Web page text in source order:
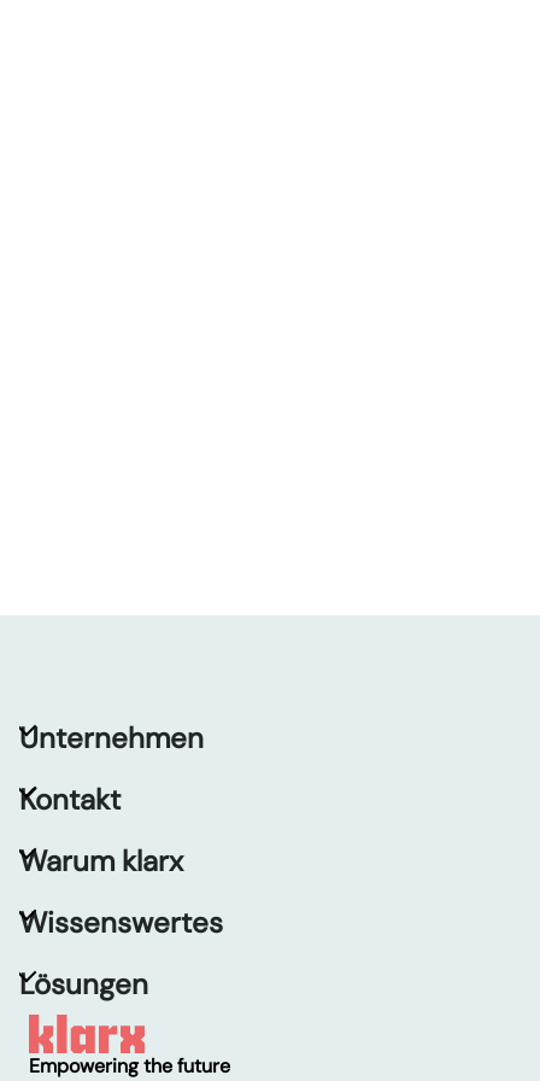
Unternehmen
Kontakt
Warum klarx
Wissenswertes
Lösungen
Empowering the future